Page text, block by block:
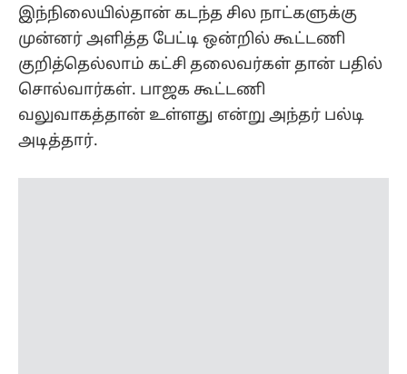
இந்நிலையில்தான் கடந்த சில நாட்களுக்கு
முன்னர் அளித்த பேட்டி ஒன்றில் கூட்டணி
குறித்தெல்லாம் கட்சி தலைவர்கள் தான் பதில்
சொல்வார்கள். பாஜக கூட்டணி
வலுவாகத்தான் உள்ளது என்று அந்தர் பல்டி
அடித்தார்.